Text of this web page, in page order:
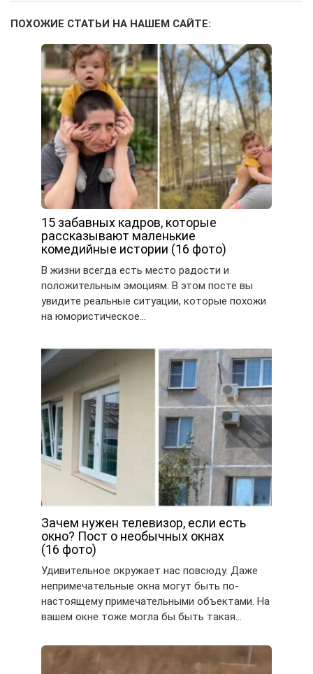
ПОХОЖИЕ СТАТЬИ НА НАШЕМ САЙТЕ:
15 забавных кадров, которые
рассказывают маленькие
комедийные истории (16 фото)
В жизни всегда есть место радости и
положительным эмоциям. В этом посте вы
увидите реальные ситуации, которые похожи
на юмористическое…
Зачем нужен телевизор, если есть
окно? Пост о необычных окнах
(16 фото)
Удивительное окружает нас повсюду. Даже
непримечательные окна могут быть по-
настоящему примечательными объектами. На
вашем окне тоже могла бы быть такая…